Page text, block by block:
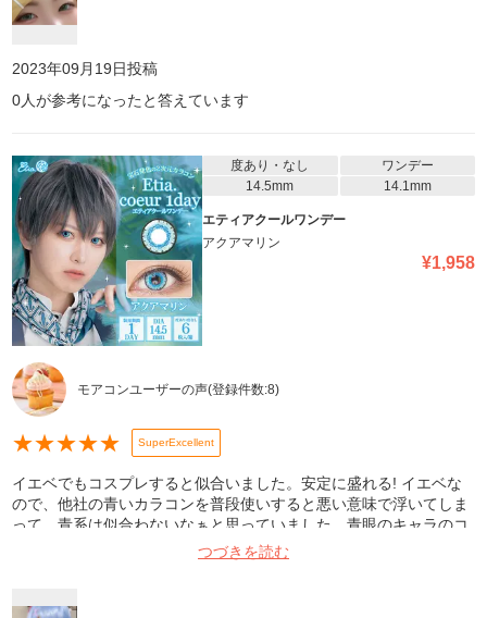
2023年09月19日投稿
0人が参考になったと答えています
度あり・なし
ワンデー
14.5mm
14.1mm
エティアクールワンデー
アクアマリン
¥1,958
モアコンユーザーの声(登録件数:8)
★★★★★ SuperExcellent
イエベでもコスプレすると似合いました。安定に盛れる! イエベな
ので、他社の青いカラコンを普段使いすると悪い意味で浮いてしま
って、青系は似合わないなぁと思っていました。青眼のキャラのコ
スプレをしたいなぁと思い、エティア(の緑色や紫)のカラコンが好
きなので、エティアで青眼に挑戦してみたら、めちゃくちゃ可愛か
す。値段は張りますが...それだけの価値あります。 発色がめちゃく
つづきを読む